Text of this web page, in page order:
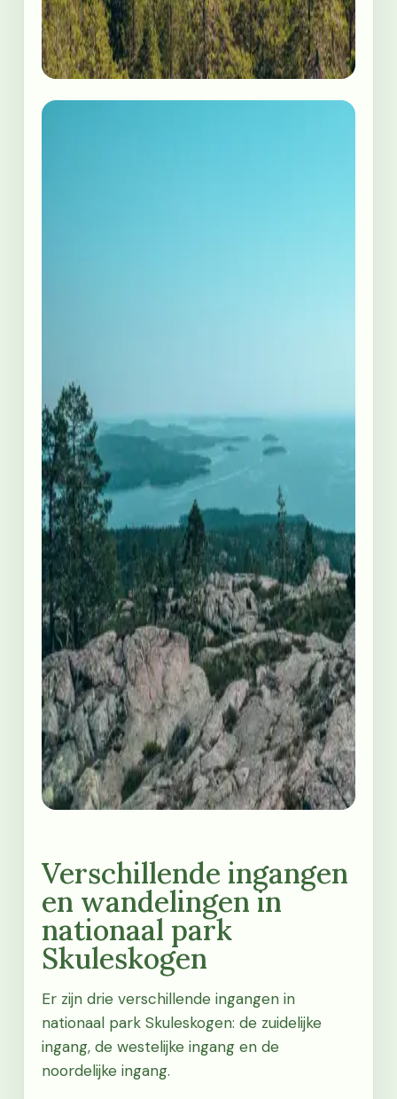
Verschillende ingangen
en wandelingen in
nationaal park
Skuleskogen
Er zijn drie verschillende ingangen in
nationaal park Skuleskogen: de zuidelijke
ingang, de westelijke ingang en de
noordelijke ingang.